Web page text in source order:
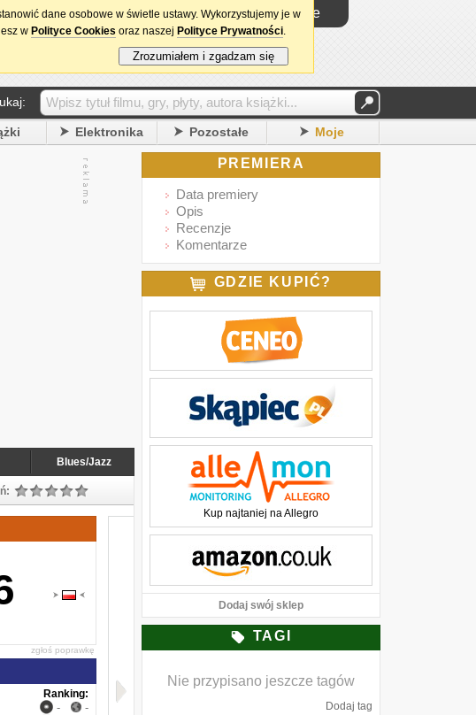
Logowanie
Elektronika Pozostałe Moje
Blues/Jazz
zgłoś poprawkę
Ranking:
- -
PREMIERA
Data premiery
Opis
Recenzje
Komentarze
GDZIE KUPIĆ?
Kup najtaniej na Allegro
Dodaj swój sklep
TAGI
Nie przypisano jeszcze tagów
Dodaj tag
dane osobowe w świetle ustawy. Wykorzystujemy je w
w Polityce Cookies oraz naszej Polityce Prywatności.
Zrozumiałem i zgadzam się